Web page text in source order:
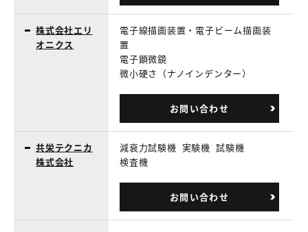
株式会社エリ
オニクス
電子線描画装置・電子ビーム描画装
置
電子顕微鏡
微小硬さ（ナノインデンター）
お問い合わせ
共栄テクニカ
株式会社
減衰力試験機 実験機 試験機
検査機
お問い合わせ